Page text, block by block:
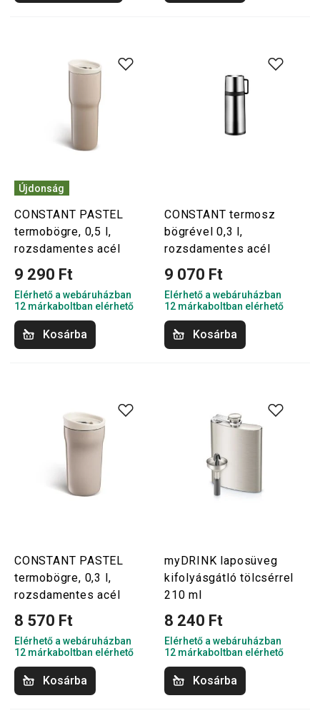
Újdonság
CONSTANT PASTEL
termobögre, 0,5 l,
rozsdamentes acél
9 290 Ft
Elérhető a webáruházban
12 márkaboltban elérhető
Kosárba
CONSTANT termosz
bögrével 0,3 l,
rozsdamentes acél
9 070 Ft
Elérhető a webáruházban
12 márkaboltban elérhető
Kosárba
CONSTANT PASTEL
termobögre, 0,3 l,
rozsdamentes acél
8 570 Ft
Elérhető a webáruházban
12 márkaboltban elérhető
Kosárba
myDRINK laposüveg
kifolyásgátló tölcsérrel
210 ml
8 240 Ft
Elérhető a webáruházban
12 márkaboltban elérhető
Kosárba